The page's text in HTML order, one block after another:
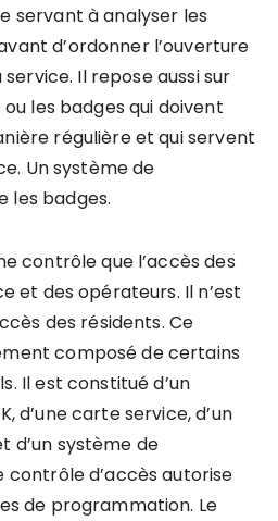
servant à analyser les
d’ordonner l’ouverture
Il repose aussi sur
les badges qui doivent
régulière et qui servent
Un système de
les badges.
contrôle que l’accès des
et des opérateurs. Il n’est
des résidents. Ce
composé de certains
Il est constitué d’un
d’une carte service, d’un
d’un système de
d’accès autorise
de programmation. Le